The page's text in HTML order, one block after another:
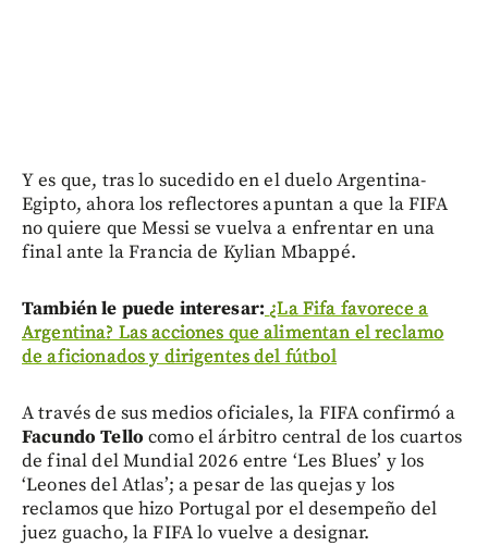
Y es que, tras lo sucedido en el duelo Argentina-
Egipto, ahora los reflectores apuntan a que la FIFA
no quiere que Messi se vuelva a enfrentar en una
final ante la Francia de Kylian Mbappé.
También le puede interesar: ¿La Fifa favorece a
Argentina? Las acciones que alimentan el reclamo
de aficionados y dirigentes del fútbol
A través de sus medios oficiales, la FIFA confirmó a
Facundo Tellocomo el árbitro central de los cuartos
de final del Mundial 2026 entre ‘Les Blues’ y los
‘Leones del Atlas’; a pesar de las quejas y los
reclamos que hizo Portugal por el desempeño del
juez guacho, la FIFA lo vuelve a designar.